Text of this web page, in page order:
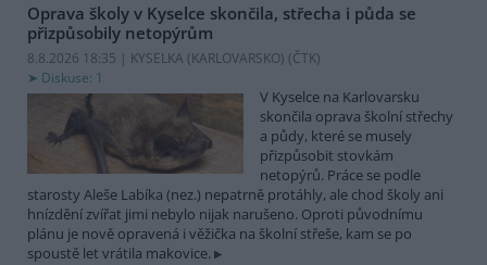
Oprava školy v Kyselce skončila, střecha i půda se
přizpůsobily netopýrům
8.8.2026 18:35 | KYSELKA (KARLOVARSKO) (ČTK)
Diskuse: 1
V Kyselce na Karlovarsku
skončila oprava školní střechy
a půdy, které se musely
přizpůsobit stovkám
netopýrů. Práce se podle
starosty Aleše Labíka (nez.) nepatrně protáhly, ale chod školy ani
hnízdění zvířat jimi nebylo nijak narušeno. Oproti původnímu
plánu je nově opravená i věžička na školní střeše, kam se po
spoustě let vrátila makovice.